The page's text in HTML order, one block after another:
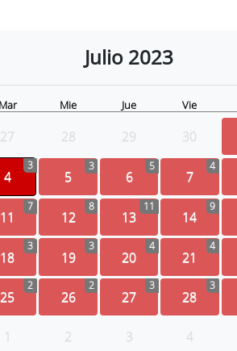
Julio 2023
Mar Mie Jue Vie
27 28 29 30
4
3
5
3
6
5
7
4
11
7
12
8
13
11
14
9
18
3
19
3
20
4
21
4
25
2
26
2
27
3
28
3
1 2 3 4